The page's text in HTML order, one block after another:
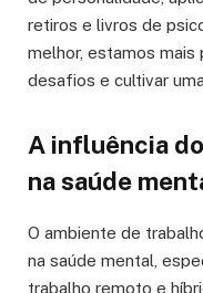
retiros e livros de
melhor, estamos mais
desafios e cultivar
A influência
na saúde
O ambiente de
na saúde mental,
trabalho remoto e